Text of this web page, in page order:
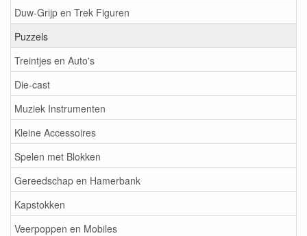
Duw-Grijp en Trek Figuren
Puzzels
Treintjes en Auto's
Die-cast
Muziek Instrumenten
Kleine Accessoires
Spelen met Blokken
Gereedschap en Hamerbank
Kapstokken
Veerpoppen en Mobiles